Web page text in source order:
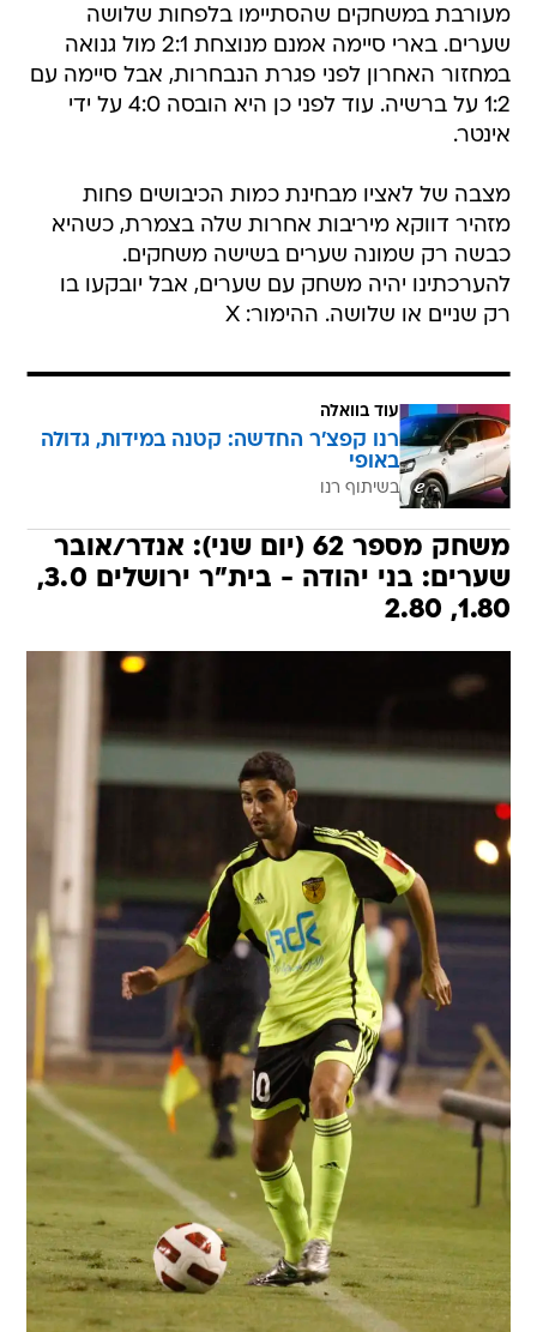
מעורבת במשחקים שהסתיימו בלפחות שלושה
שערים. בארי סיימה אמנם מנוצחת 2:1 מול גנואה
במחזור האחרון לפני פגרת הנבחרות, אבל סיימה עם
1:2 על ברשיה. עוד לפני כן היא הובסה 4:0 על ידי
אינטר.
מצבה של לאציו מבחינת כמות הכיבושים פחות
מזהיר דווקא מיריבות אחרות שלה בצמרת, כשהיא
כבשה רק שמונה שערים בשישה משחקים.
להערכתינו יהיה משחק עם שערים, אבל יובקעו בו
רק שניים או שלושה. ההימור: X
עוד בוואלה
רנו קפצ'ר החדשה: קטנה במידות, גדולה
באופי
בשיתוף רנו
משחק מספר 62 (יום שני): אנדר/אובר
שערים: בני יהודה - בית"ר ירושלים 3.0,
1.80, 2.80